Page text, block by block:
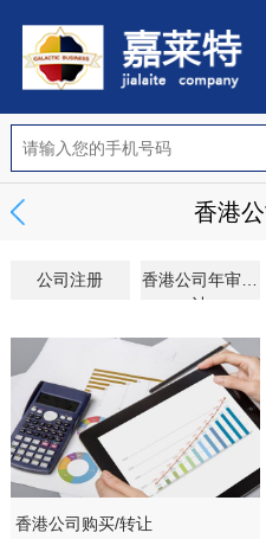
香港
公司注册
香港公司年审审
计
香港公司购买/转让